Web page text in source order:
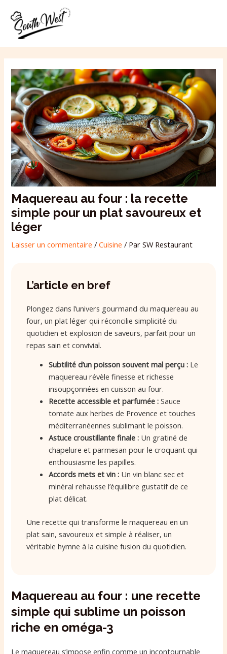
contenu
Maquereau au four : la recette
simple pour un plat savoureux et
léger
Laisser un commentaire /Cuisine / ParSW Restaurant
L’article en bref
Plongez dans l’univers gourmand du maquereau au
four, un plat léger qui réconcilie simplicité du
quotidien et explosion de saveurs, parfait pour un
repas sain et convivial.
Subtilité d’un poisson souvent mal perçu : Le
maquereau révèle finesse et richesse
insoupçonnées en cuisson au four.
Recette accessible et parfumée : Sauce
tomate aux herbes de Provence et touches
méditerranéennes sublimant le poisson.
Astuce croustillante finale : Un gratiné de
chapelure et parmesan pour le croquant qui
enthousiasme les papilles.
Accords mets et vin : Un vin blanc sec et
minéral rehausse l’équilibre gustatif de ce
plat délicat.
Une recette qui transforme le maquereau en un
plat sain, savoureux et simple à réaliser, un
véritable hymne à la cuisine fusion du quotidien.
Maquereau au four : une recette
simple qui sublime un poisson
riche en oméga-3
Le maquereau s’impose enfin comme un incontournable